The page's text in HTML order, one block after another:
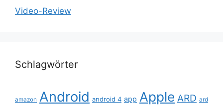
Video-Review
Schlagwörter
amazon Android android 4 app Apple ARD ard